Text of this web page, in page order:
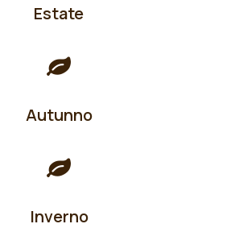
Estate
Autunno
Inverno